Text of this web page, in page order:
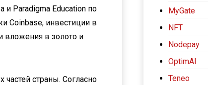
и Paradigma Education по
Coinbase, инвестиции в
вложения в золото и
частей страны. Согласно
MyGate
NFT
Nodepay
OptimAI
Teneo